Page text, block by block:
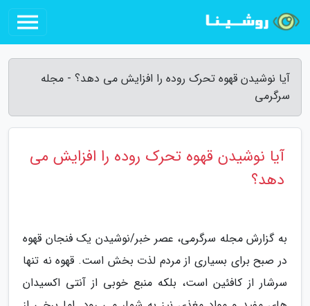
آیا نوشیدن قهوه تحرک روده را افزایش می دهد؟ - مجله
سرگرمی
آیا نوشیدن قهوه تحرک روده را افزایش می
دهد؟
به گزارش مجله سرگرمی، عصر خبر/نوشیدن یک فنجان قهوه
در صبح برای بسیاری از مردم لذت بخش است. قهوه نه تنها
سرشار از کافئین است، بلکه منبع خوبی از آنتی اکسیدان